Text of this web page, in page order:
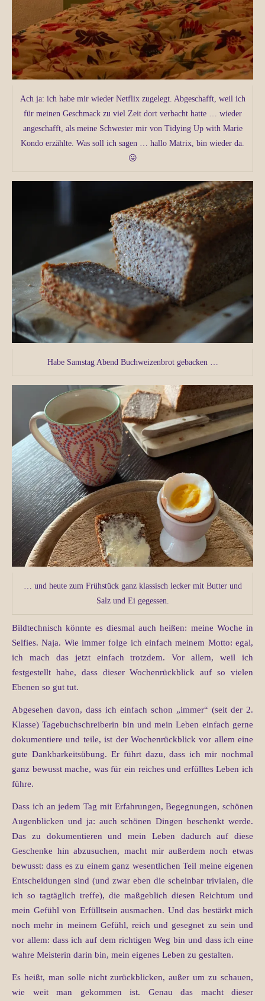
Ach ja: ich habe mir wieder Netflix zugelegt. Abgeschafft, weil ich
für meinen Geschmack zu viel Zeit dort verbacht hatte … wieder
angeschafft, als meine Schwester mir von Tidying Up with Marie
Kondo erzählte. Was soll ich sagen … hallo Matrix, bin wieder da.
😛
Habe Samstag Abend Buchweizenbrot gebacken …
… und heute zum Frühstück ganz klassisch lecker mit Butter und
Salz und Ei gegessen.
Bildtechnisch könnte es diesmal auch heißen: meine Woche in
Selfies. Naja. Wie immer folge ich einfach meinem Motto: egal,
ich mach das jetzt einfach trotzdem. Vor allem, weil ich
festgestellt habe, dass dieser Wochenrückblick auf so vielen
Ebenen so gut tut.
Abgesehen davon, dass ich einfach schon „immer“ (seit der 2.
Klasse) Tagebuchschreiberin bin und mein Leben einfach gerne
dokumentiere und teile, ist der Wochenrückblick vor allem eine
gute Dankbarkeitsübung. Er führt dazu, dass ich mir nochmal
ganz bewusst mache, was für ein reiches und erfülltes Leben ich
führe.
Dass ich an jedem Tag mit Erfahrungen, Begegnungen, schönen
Augenblicken und ja: auch schönen Dingen beschenkt werde.
Das zu dokumentieren und mein Leben dadurch auf diese
Geschenke hin abzusuchen, macht mir außerdem noch etwas
bewusst: dass es zu einem ganz wesentlichen Teil meine eigenen
Entscheidungen sind (und zwar eben die scheinbar trivialen, die
ich so tagtäglich treffe), die maßgeblich diesen Reichtum und
mein Gefühl von Erfülltsein ausmachen. Und das bestärkt mich
noch mehr in meinem Gefühl, reich und gesegnet zu sein und
vor allem: dass ich auf dem richtigen Weg bin und dass ich eine
wahre Meisterin darin bin, mein eigenes Leben zu gestalten.
Es heißt, man solle nicht zurückblicken, außer um zu schauen,
wie weit man gekommen ist. Genau das macht dieser